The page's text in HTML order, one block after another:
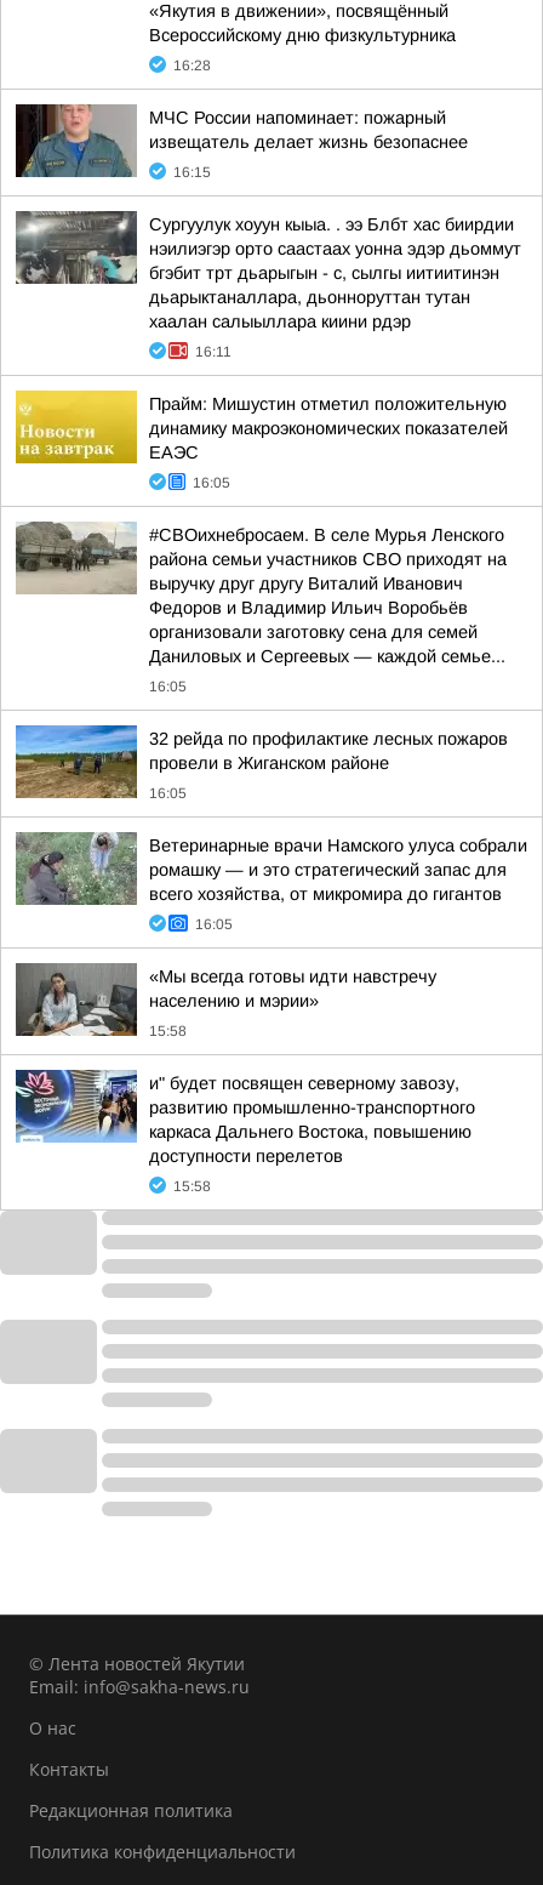
«Якутия в движении», посвящённый
Всероссийскому дню физкультурника
16:28
МЧС России напоминает: пожарный
извещатель делает жизнь безопаснее
16:15
Сургуулук хоуун кыыа. . ээ Блбт хас биирдии
нэилиэгэр орто саастаах уонна эдэр дьоммут
бгэбит трт дьарыгын - с, сылгы иитиитинэн
дьарыктаналлара, дьонноруттан тутан
хаалан салыыллара киини рдэр
16:11
Прайм: Мишустин отметил положительную
динамику макроэкономических показателей
ЕАЭС
16:05
#СВОихнебросаем. В селе Мурья Ленского
района семьи участников СВО приходят на
выручку друг другу Виталий Иванович
Федоров и Владимир Ильич Воробьёв
организовали заготовку сена для семей
Даниловых и Сергеевых — каждой семье...
16:05
32 рейда по профилактике лесных пожаров
провели в Жиганском районе
16:05
Ветеринарные врачи Намского улуса собрали
ромашку — и это стратегический запас для
всего хозяйства, от микромира до гигантов
16:05
«Мы всегда готовы идти навстречу
населению и мэрии»
15:58
и" будет посвящен северному завозу,
развитию промышленно-транспортного
каркаса Дальнего Востока, повышению
доступности перелетов
15:58
© Лента новостей Якутии
Email: info@sakha-news.ru
О нас
Контакты
Редакционная политика
Политика конфиденциальности